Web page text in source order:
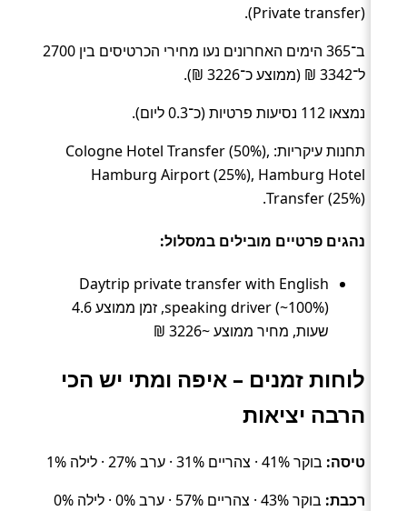
(Private transfer).
ב־365 הימים האחרונים נעו מחירי הכרטיסים בין 2700
ל־3342 ₪ (ממוצע כ־3226 ₪).
נמצאו 112 נסיעות פרטיות (כ־0.3 ליום).
תחנות עיקריות: Cologne Hotel Transfer (50%),
Hamburg Airport (25%), Hamburg Hotel
Transfer (25%).
נהגים פרטיים מובילים במסלול:
Daytrip private transfer with English
speaking driver (~100%), זמן ממוצע 4.6
שעות, מחיר ממוצע ~3226 ₪
לוחות זמנים – איפה ומתי יש הכי
הרבה יציאות
טיסה: בוקר 41% · צהריים 31% · ערב 27% · לילה 1%
רכבת: בוקר 43% · צהריים 57% · ערב 0% · לילה 0%